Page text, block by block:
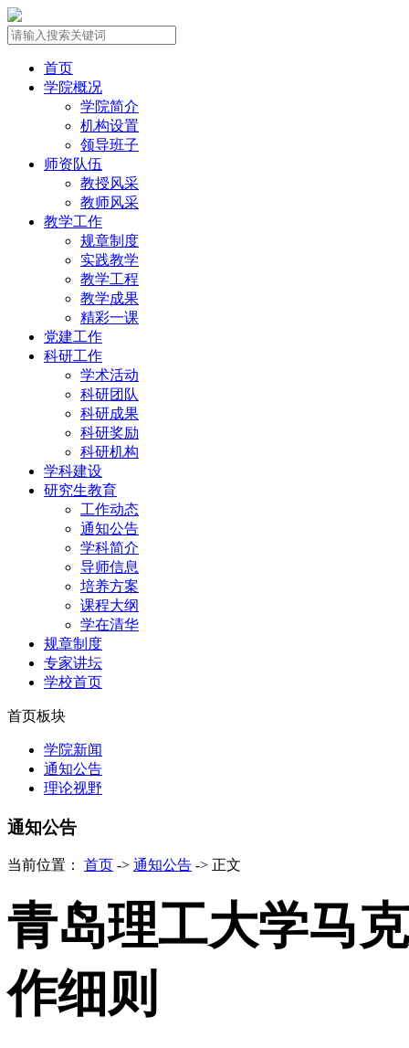
首页
学院概况
学院简介
机构设置
领导班子
师资队伍
教授风采
教师风采
教学工作
规章制度
实践教学
教学工程
教学成果
精彩一课
党建工作
科研工作
学术活动
科研团队
科研成果
科研奖励
科研机构
学科建设
研究生教育
工作动态
通知公告
学科简介
导师信息
培养方案
课程大纲
学在清华
规章制度
专家讲坛
学校首页
首页板块
学院新闻
通知公告
理论视野
通知公告
当前位置： 首页 -> 通知公告 -> 正文
青岛理工大学马
作细则